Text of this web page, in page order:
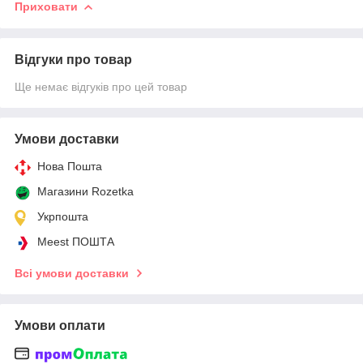
Приховати
Відгуки про товар
Ще немає відгуків про цей товар
Умови доставки
Нова Пошта
Магазини Rozetka
Укрпошта
Meest ПОШТА
Всі умови доставки
Умови оплати